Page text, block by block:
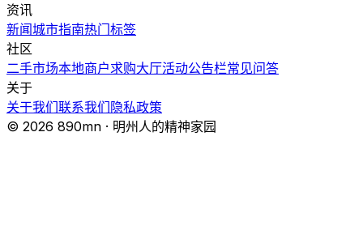
资讯
新闻城市指南热门标签
社区
二手市场本地商户求购大厅活动公告栏常见问答
关于
关于我们联系我们 隐私政策
© 2026 890mn · 明州人的精神家园